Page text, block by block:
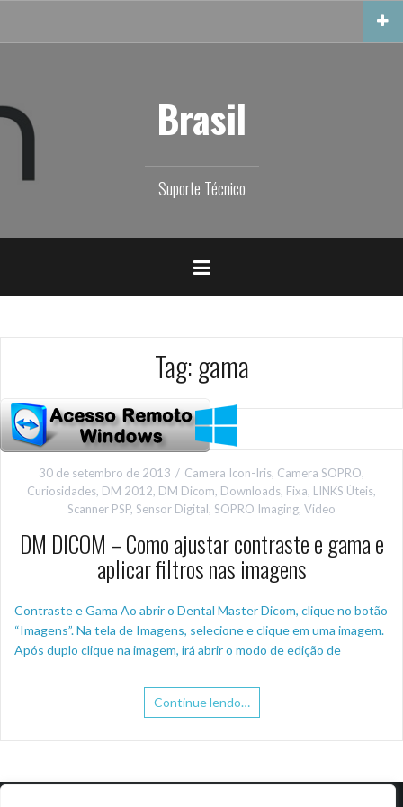
content
Brasil
Suporte Técnico
Tag:gama
30 de setembro de 2013 Camera Icon-Iris, Camera SOPRO,
Curiosidades, DM 2012, DM Dicom, Downloads, Fixa, LINKS Úteis,
Scanner PSP, Sensor Digital, SOPRO Imaging, Video
DM DICOM – Como ajustar contraste e gama e
aplicar filtros nas imagens
Contraste e Gama Ao abrir o Dental Master Dicom, clique no botão
“Imagens”. Na tela de Imagens, selecione e clique em uma imagem.
Após duplo clique na imagem, irá abrir o modo de edição de
Continue lendo…